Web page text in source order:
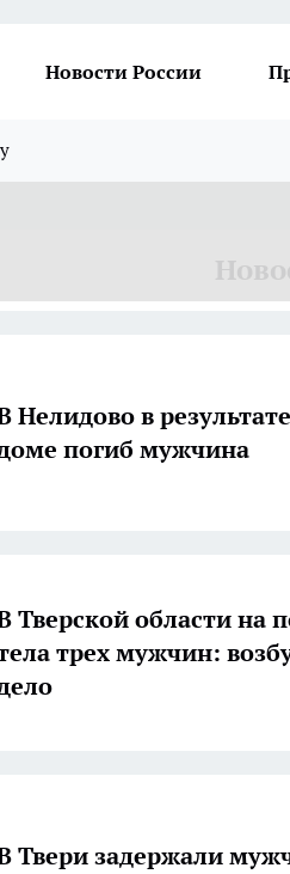
Новости России
Нелидово в
погиб мужчина
Тверской области на
трех мужчин:
Твери задержали